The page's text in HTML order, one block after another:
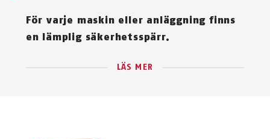
För varje maskin eller anläggning finns
en lämplig säkerhetsspärr.
LÄS MER